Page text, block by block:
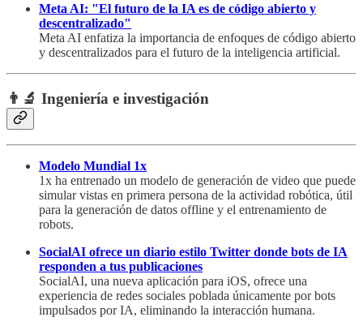
Meta AI: "El futuro de la IA es de código abierto y
descentralizado"
Meta AI enfatiza la importancia de enfoques de código abierto
y descentralizados para el futuro de la inteligencia artificial.
👨‍🔬 Ingeniería e investigación
Modelo Mundial 1x
1x ha entrenado un modelo de generación de video que puede
simular vistas en primera persona de la actividad robótica, útil
para la generación de datos offline y el entrenamiento de
robots.
SocialAI ofrece un diario estilo Twitter donde bots de IA
responden a tus publicaciones
SocialAI, una nueva aplicación para iOS, ofrece una
experiencia de redes sociales poblada únicamente por bots
impulsados por IA, eliminando la interacción humana.